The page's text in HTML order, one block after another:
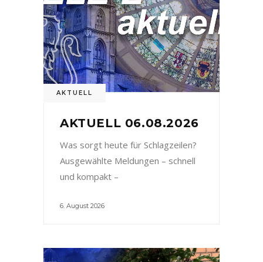
AKTUELL
AKTUELL 06.08.2026
Was sorgt heute für Schlagzeilen?
Ausgewählte Meldungen – schnell
und kompakt –
6. August 2026